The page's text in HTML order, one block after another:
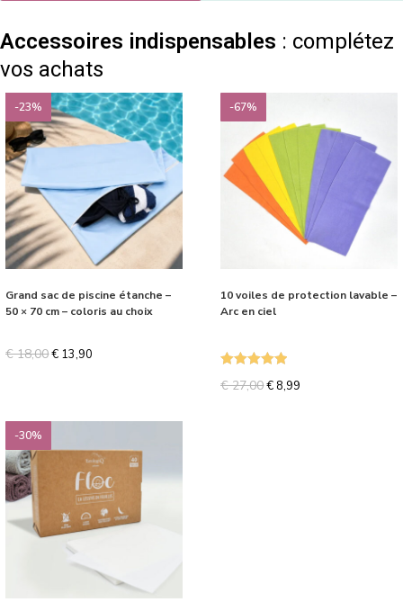
Accessoires indispensables : complétez
vos achats
-23%
Grand sac de piscine étanche –
50 × 70 cm – coloris au choix
€18,00€ 13,90
-67%
10 voiles de protection lavable –
Arc en ciel
€27,00€ 8,99
-30%